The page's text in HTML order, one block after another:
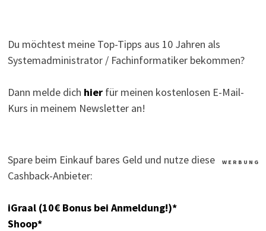
Du möchtest meine Top-Tipps aus 10 Jahren als
Systemadministrator / Fachinformatiker bekommen?
Dann melde dich hierfür meinen kostenlosen E-Mail-
Kurs in meinem Newsletter an!
W E R B U N G
Spare beim Einkauf bares Geld und nutze diese
Cashback-Anbieter:
iGraal (10€ Bonus bei Anmeldung!)*
Shoop*